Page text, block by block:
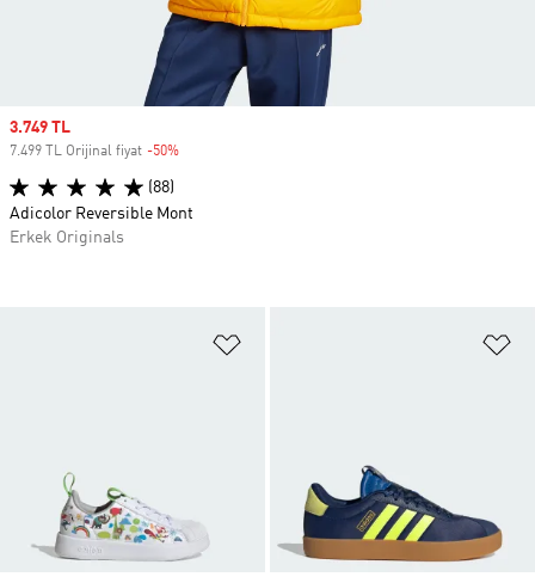
Sale price
3.749 TL
7.499 TL Orijinal fiyat -50%
(88)
Adicolor Reversible Mont
Erkek Originals